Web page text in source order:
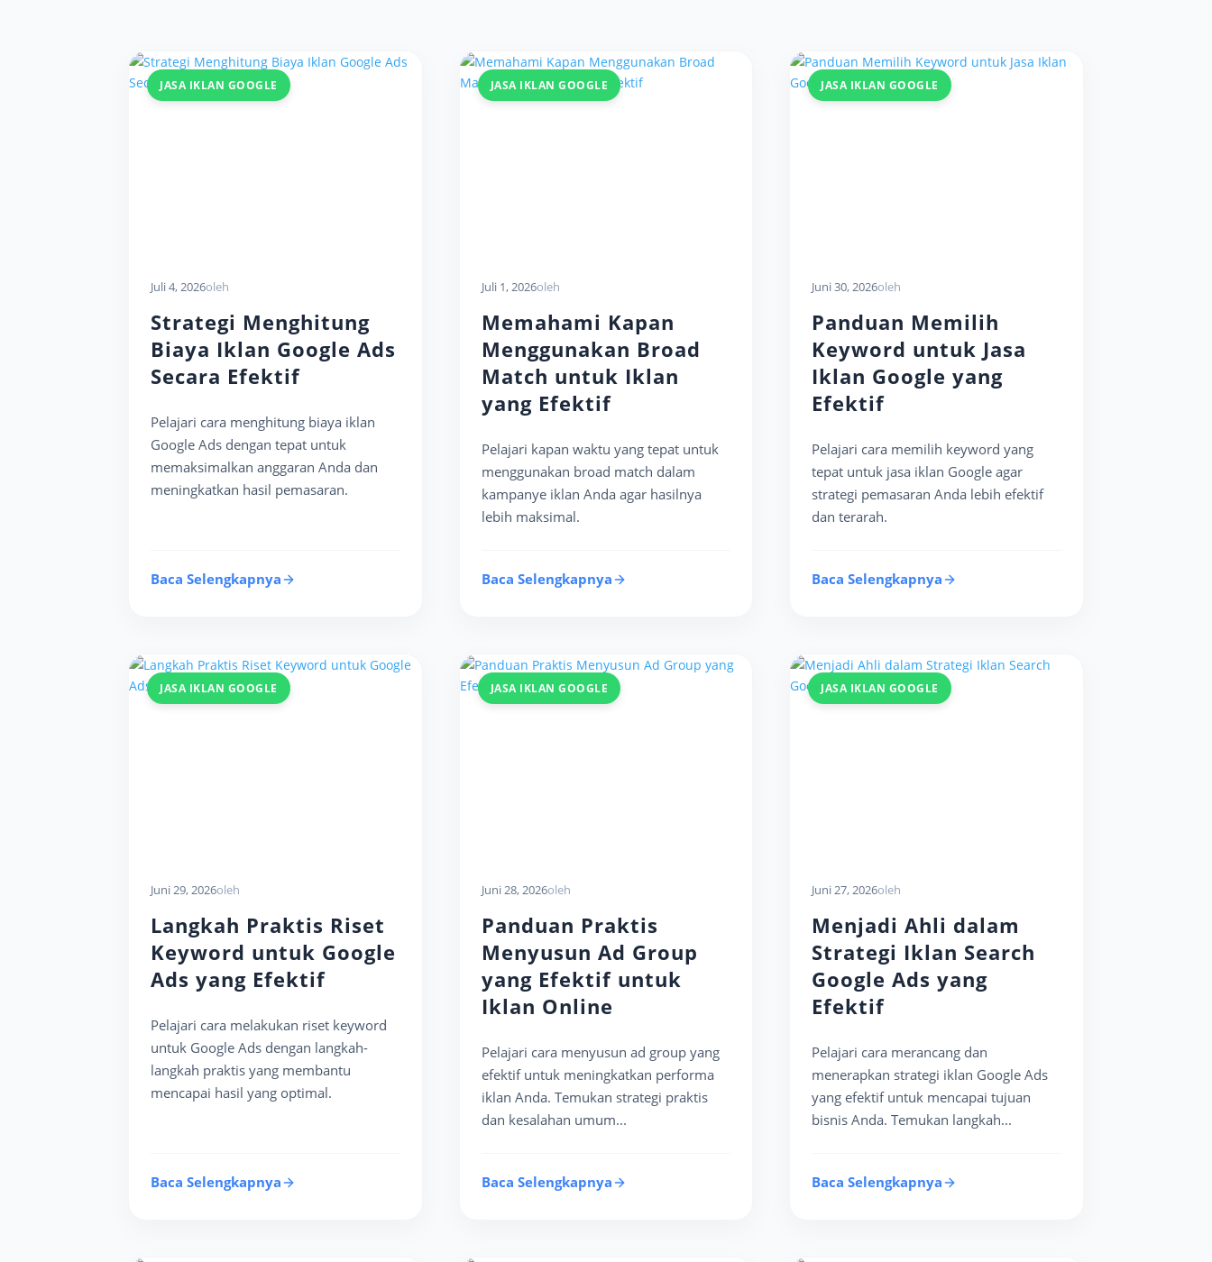
JASA IKLAN GOOGLE
Juli 4, 2026oleh
Strategi Menghitung
Biaya Iklan Google Ads
Secara Efektif
Pelajari cara menghitung biaya iklan
Google Ads dengan tepat untuk
memaksimalkan anggaran Anda dan
meningkatkan hasil pemasaran.
Baca Selengkapnya
JASA IKLAN GOOGLE
Juli 1, 2026oleh
Memahami Kapan
Menggunakan Broad
Match untuk Iklan
yang Efektif
Pelajari kapan waktu yang tepat untuk
menggunakan broad match dalam
kampanye iklan Anda agar hasilnya
lebih maksimal.
Baca Selengkapnya
JASA IKLAN GOOGLE
Juni 30, 2026oleh
Panduan Memilih
Keyword untuk Jasa
Iklan Google yang
Efektif
Pelajari cara memilih keyword yang
tepat untuk jasa iklan Google agar
strategi pemasaran Anda lebih efektif
dan terarah.
Baca Selengkapnya
JASA IKLAN GOOGLE
Juni 29, 2026oleh
Langkah Praktis Riset
Keyword untuk Google
Ads yang Efektif
Pelajari cara melakukan riset keyword
untuk Google Ads dengan langkah-
langkah praktis yang membantu
mencapai hasil yang optimal.
Baca Selengkapnya
JASA IKLAN GOOGLE
Juni 28, 2026oleh
Panduan Praktis
Menyusun Ad Group
yang Efektif untuk
Iklan Online
Pelajari cara menyusun ad group yang
efektif untuk meningkatkan performa
iklan Anda. Temukan strategi praktis
dan kesalahan umum...
Baca Selengkapnya
JASA IKLAN GOOGLE
Juni 27, 2026oleh
Menjadi Ahli dalam
Strategi Iklan Search
Google Ads yang
Efektif
Pelajari cara merancang dan
menerapkan strategi iklan Google Ads
yang efektif untuk mencapai tujuan
bisnis Anda. Temukan langkah...
Baca Selengkapnya